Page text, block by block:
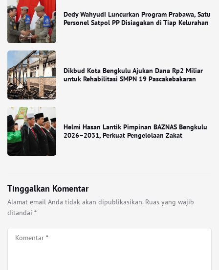
Dedy Wahyudi Luncurkan Program Prabawa, Satu
Personel Satpol PP Disiagakan di Tiap Kelurahan
Dikbud Kota Bengkulu Ajukan Dana Rp2 Miliar
untuk Rehabilitasi SMPN 19 Pascakebakaran
Helmi Hasan Lantik Pimpinan BAZNAS Bengkulu
2026–2031, Perkuat Pengelolaan Zakat
Tinggalkan Komentar
Alamat email Anda tidak akan dipublikasikan. Ruas yang wajib
ditandai *